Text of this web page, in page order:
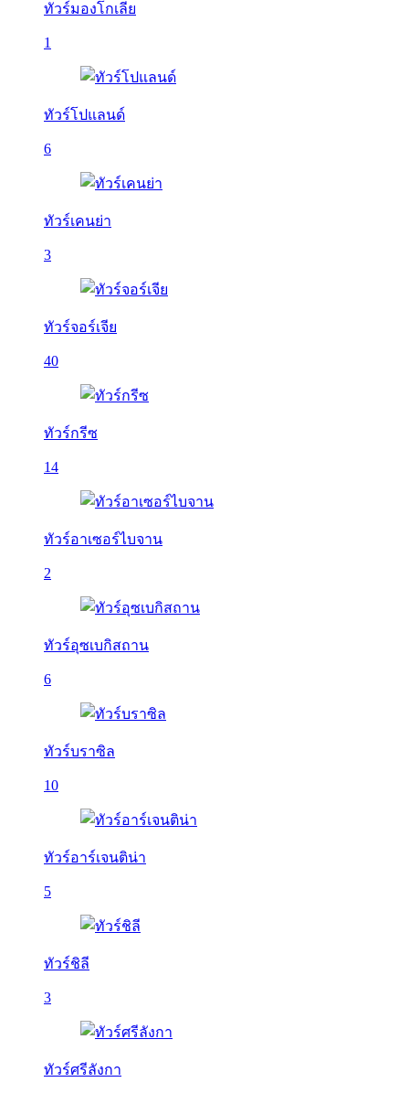
ทัวร์มองโกเลีย
1
ทัวร์โปแลนด์
6
ทัวร์เคนย่า
3
ทัวร์จอร์เจีย
40
ทัวร์กรีซ
14
ทัวร์อาเซอร์ไบจาน
2
ทัวร์อุซเบกิสถาน
6
ทัวร์บราซิล
10
ทัวร์อาร์เจนติน่า
5
ทัวร์ชิลี
3
ทัวร์ศรีลังกา